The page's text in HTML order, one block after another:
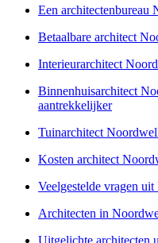
Een architectenbureau
Betaalbare architect
Interieurarchitect
Binnenhuisarchitect
aantrekkelijker
Tuinarchitect
Kosten architect
Veelgestelde vragen
Architecten in
Uitgelichte architecten